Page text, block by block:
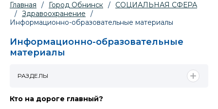
Главная / Город Обнинск /
СОЦИАЛЬНАЯ СФЕРА
/ Здравоохранение
/
Информационно-образовательные материалы
Информационно-образовательные
материалы
Кто на дороге главный?
РАЗДЕЛЫ